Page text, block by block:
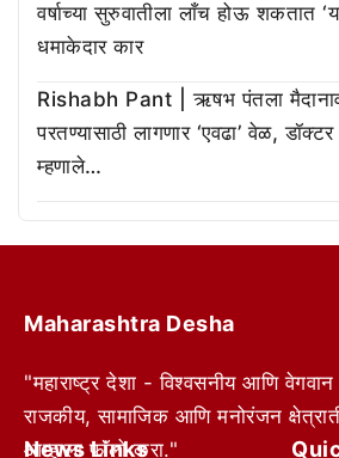
वर्षाच्या सुरुवातीला लाँच होऊ शकतात
धमाकेदार कार
Rishabh Pant | ऋषभ पंतला
परतण्यासाठी लागणार ‘एवढा’ वेळ, डॉक्टर
म्हणाले…
Maharashtra Desha
"महाराष्ट्र देशा - विश्वसनीय आणि वेगवान
राजकीय, सामाजिक आणि मनोरंजन
आम्हाला फॉलो करा."
News Links